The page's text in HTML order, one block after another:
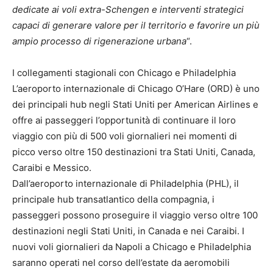
dedicate ai voli extra-Schengen e interventi strategici
capaci di generare valore per il territorio e favorire un più
ampio processo di rigenerazione urbana“.
I collegamenti stagionali con Chicago e Philadelphia
L’aeroporto internazionale di Chicago O’Hare (ORD) è uno
dei principali hub negli Stati Uniti per American Airlines e
offre ai passeggeri l’opportunità di continuare il loro
viaggio con più di 500 voli giornalieri nei momenti di
picco verso oltre 150 destinazioni tra Stati Uniti, Canada,
Caraibi e Messico.
Dall’aeroporto internazionale di Philadelphia (PHL), il
principale hub transatlantico della compagnia, i
passeggeri possono proseguire il viaggio verso oltre 100
destinazioni negli Stati Uniti, in Canada e nei Caraibi. I
nuovi voli giornalieri da Napoli a Chicago e Philadelphia
saranno operati nel corso dell’estate da aeromobili